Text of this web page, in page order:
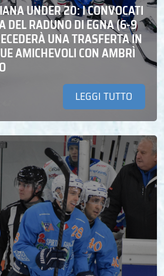
UNDER 20: I CONVOCATI
DEL RADUNO DI EGNA (6-9
UNA TRASFERTA IN
AMICHEVOLI CON AMBRÌ
LEGGI TUTTO